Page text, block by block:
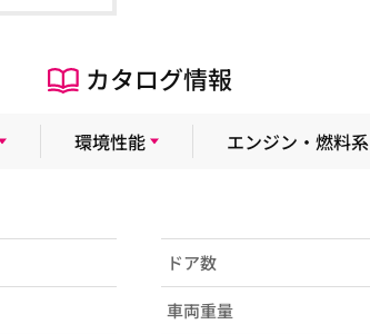
カタログ情報
環境性能 エンジン・燃料系
ドア数
車両重量